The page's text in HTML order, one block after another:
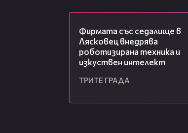
Фирмата със седалище в
Лясковец внедрява
роботизирана техника и
изкуствен интелект
ТРИТЕ ГРАДА